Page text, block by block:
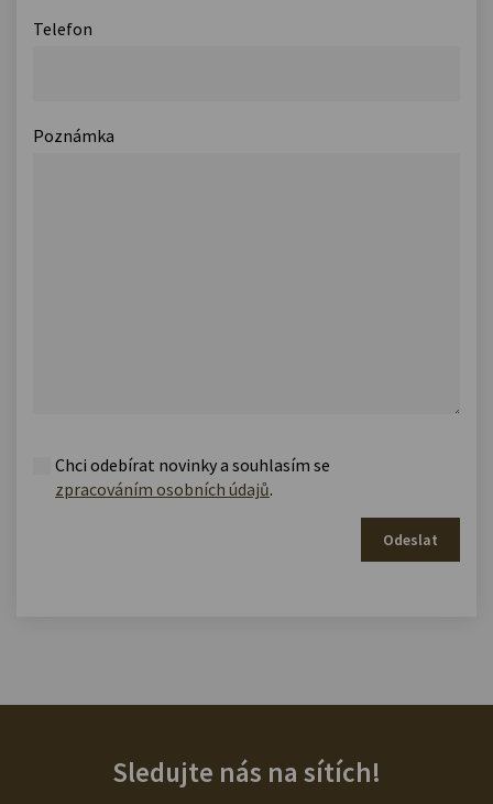
Telefon
Poznámka
Chci odebírat novinky a souhlasím se
zpracováním osobních údajů.
Odeslat
Sledujte nás na sítích!